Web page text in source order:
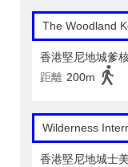
The Woodland
香港堅尼地城爹
距離 200m
Wilderness
香港堅尼地城士